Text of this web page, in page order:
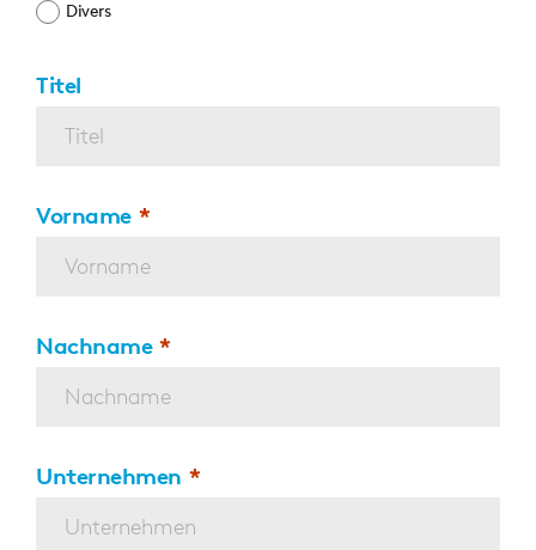
Divers
Titel
Vorname
Nachname
Unternehmen